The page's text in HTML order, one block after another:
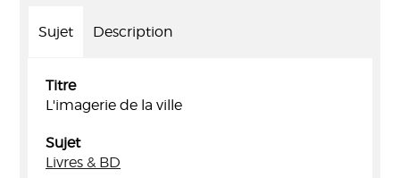
Sujet Description
Titre
L'imagerie de la ville
Sujet
Livres & BD